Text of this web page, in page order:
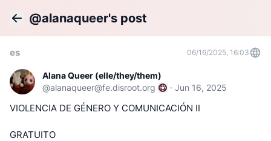
@alanaqueer's post
es 06/16/2025, 16:03
Alana Queer (elle/they/them)
@alanaqueer@fe.disroot.org · Jun 16, 2025
VIOLENCIA DE GÉNERO Y COMUNICACIÓN II
GRATUITO